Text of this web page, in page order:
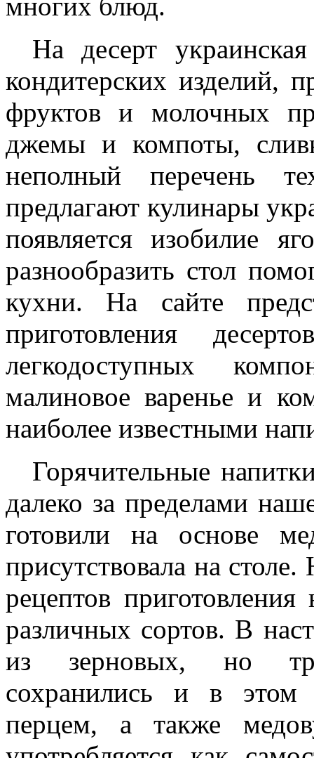
На десерт
кондитерских изделий,
фруктов и молочных
джемы и компоты,
неполный перечень
предлагают кулинары
появляется изобилие
разнообразить стол
кухни. На сайте
приготовления
легкодоступных
малиновое варенье и
наиболее известными
Горячительные
далеко за пределами
готовили на основе
присутствовала на
рецептов
различных сортов. В
из зерновых, но
сохранились и в
перцем, а также